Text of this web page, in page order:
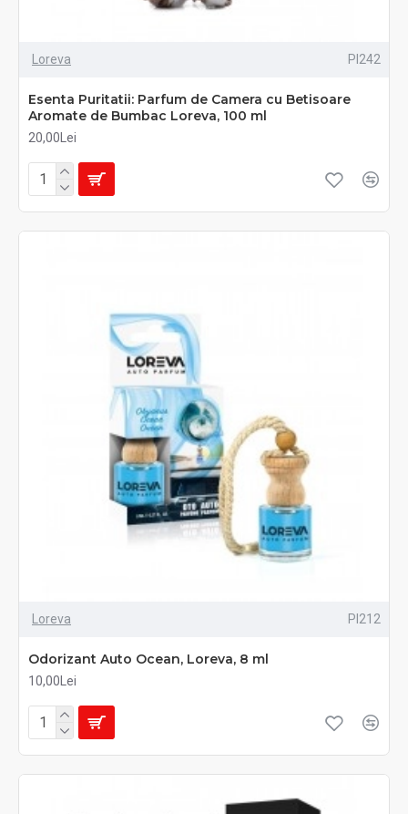
Loreva PI242
Esenta Puritatii: Parfum de Camera cu Betisoare
Aromate de Bumbac Loreva, 100 ml
20,00Lei
Loreva PI212
Odorizant Auto Ocean, Loreva, 8 ml
10,00Lei